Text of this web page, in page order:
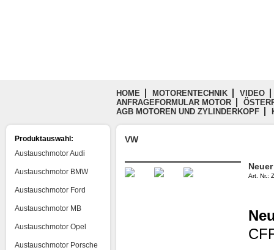
HOME MOTORENTECHNIK
VIDEO
ANFRAGEFORMULAR MOTOR
AGB MOTOREN UND ZYLINDERKOPF
Produktauswahl:
Austauschmotor Audi
Austauschmotor BMW
Austauschmotor Ford
Austauschmotor MB
Austauschmotor Opel
Austauschmotor Porsche
VW
Art. Nr.: